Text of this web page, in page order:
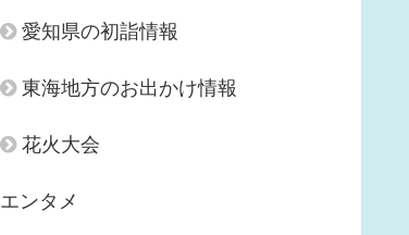
愛知県の初詣情報
東海地方のお出かけ情報
花火大会
エンタメ